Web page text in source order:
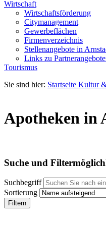
Wirtschaft
Wirtschaftsförderung
Citymanagement
Gewerbeflächen
Firmenverzeichnis
Stellenangebote in
Links zu
Tourismus
Sie sind hier: Startseite Kultur
Apotheken in
Suche und
Suchbegriff
Sortierung
Filtern